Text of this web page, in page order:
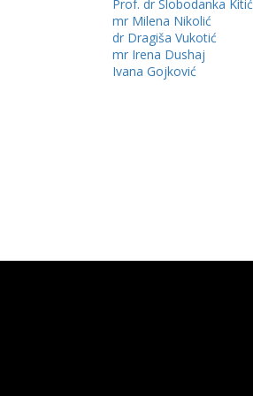
Prof. dr Slobodanka Kitić
mr Milena Nikolić
dr Dragiša Vukotić
mr Irena Dushaj
Ivana Gojković